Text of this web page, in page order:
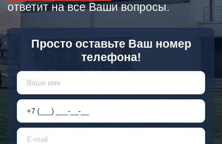
ответит на все Ваши вопросы.
Просто оставьте Ваш номер
телефона!